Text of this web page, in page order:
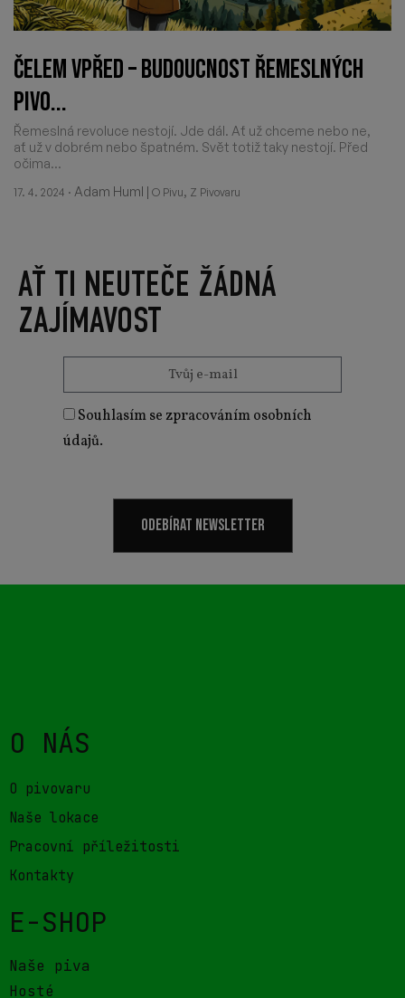
ČELEM VPŘED – BUDOUCNOST ŘEMESLNÝCH
PIVO...
Řemeslná revoluce nestojí. Jde dál. Ať už chceme nebo ne,
ať už v dobrém nebo špatném. Svět totiž taky nestojí. Před
očima...
17. 4. 2024 · Adam Huml | O Pivu, Z Pivovaru
AŤ TI NEUTEČE ŽÁDNÁ
ZAJÍMAVOST
Souhlasím se zpracováním osobních
údajů.
ODEBÍRAT NEWSLETTER
O NÁS
O pivovaru
Naše lokace
Pracovní příležitosti
Kontakty
E-SHOP
Naše piva
Hosté